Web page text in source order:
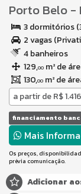
Porto Belo-
3 dormitórios
2 vagas
4 banheiros
129,00 m² de
130,00 m² de
a partir deR$
financiamento
Mais
Os preços,
prévia comunicação.
Adicionar